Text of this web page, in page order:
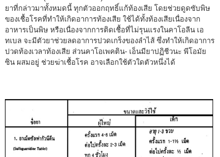
ยาที่กล่าวมาทั้งหมดนี้ ทุกตัวออกฤทธิ์แก้ท้องเสีย โดยช่วยดูดซับพิษ
ของเชื้อโรคที่ทำให้เกิดอาการท้องเสีย ใช้ได้ทั้งท้องเสียเนื่องจาก
อาหารเป็นพิษ หรือเนื่องจากการติดเชื้อที่ไม่รุนแรงในคาโอลีน เอ
ทเบล จะมีตัวยาช่วยลดอาการปวดเกร็งของลำไส้ ซึ่งทำให้เกิดอาการ
ปวดท้องเวลาท้องเสีย ส่วนคาโอเพคติน- เอ็นมียาปฏิชีวนะ พีโอมัย
ซิน ผสมอยู่ ช่วยฆ่าเชื้อโรค อาจเลือกใช้ตัวใดตัวหนึ่งได้